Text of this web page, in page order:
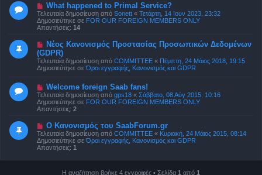
Ν
έ
α
δ
η
ο
σ
ί
ε
η
What happened to Primal Service?
Τελευταία δημοσίευση από Sonett « Τετάρτη, 14 Ιουν 2023, 23:32
Δημοσιεύτηκε σε FOR OUR FOREIGN MEMBERS ONLY
Απαντήσεις: 14
Ν
έ
α
δ
η
ο
σ
ί
ε
υ
η
Νέος Κανονισμός Προστασίας Προσωπικών Δεδομένων
(GDPR)
Τελευταία δημοσίευση από COMMITTEE « Πέμπτη, 24 Μάιος 2018, 19:15
Δημοσιεύτηκε σεΌροι εγγραφής, Κανονισμός και GDPR
Ν
έ
α
δ
η
ο
σ
ί
ε
σ
Welcome foreign Saab fans!
Τελευταία δημοσίευση από gps18 « Σάββατο, 08 Αύγ 2015, 10:16
Δημοσιεύτηκε σε FOR OUR FOREIGN MEMBERS ONLY
Απαντήσεις: 2
Ν
έ
α
δ
η
μ
Ο Κανονισμός του SaabForum.gr
Τελευταία δημοσίευση από COMMITTEE « Κυριακή, 24 Μάιος 2015, 08:14
Δημοσιεύτηκε σεΌροι εγγραφής, Κανονισμός και GDPR
Απαντήσεις: 1
Η αναζήτηση βρήκε 4 εγγραφές • Σελίδα 1 από 1